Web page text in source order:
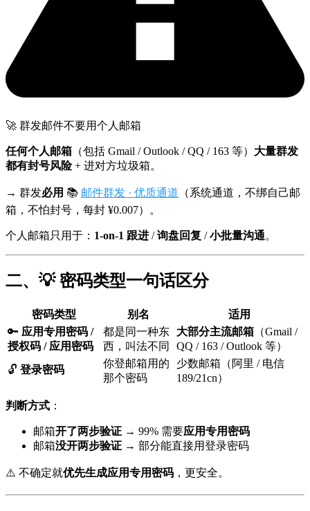
🚀 群发邮件不要用个人邮箱
任何个人邮箱 （包括 Gmail / Outlook / QQ / 163 等） 大量群发
都有封号风险+ 进对方垃圾箱。
→ 群发必用 📚 邮件群发 · 优质通道 （系统通道，不绑自己邮
箱，不怕封号，每封 ¥0.007）。
个人邮箱只用于： 1-on-1 跟进 /询盘回复 /小批量沟通。
二、💡 密码类型一句话区分
密码类型 别名
适用
🔑 应用专用密码 /
授权码 / 应用密码
都是同一种东
西，叫法不同
大部分主流邮箱 （Gmail /
QQ / 163 / Outlook 等）
🔓 登录密码
你登邮箱用的
那个密码
少数邮箱（阿里 / 电信
189/21cn）
判断方式 ：
邮箱开了两步验证 → 99% 需要应用专用密码
邮箱没开两步验证 → 部分能直接用登录密码
⚠️ 不确定就优先生成应用专用密码 ，更安全。